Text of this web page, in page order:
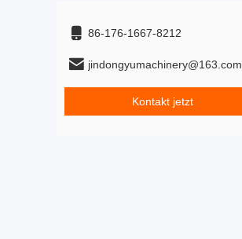
86-176-1667-8212
jindongyumachinery@163.com
Kontakt jetzt